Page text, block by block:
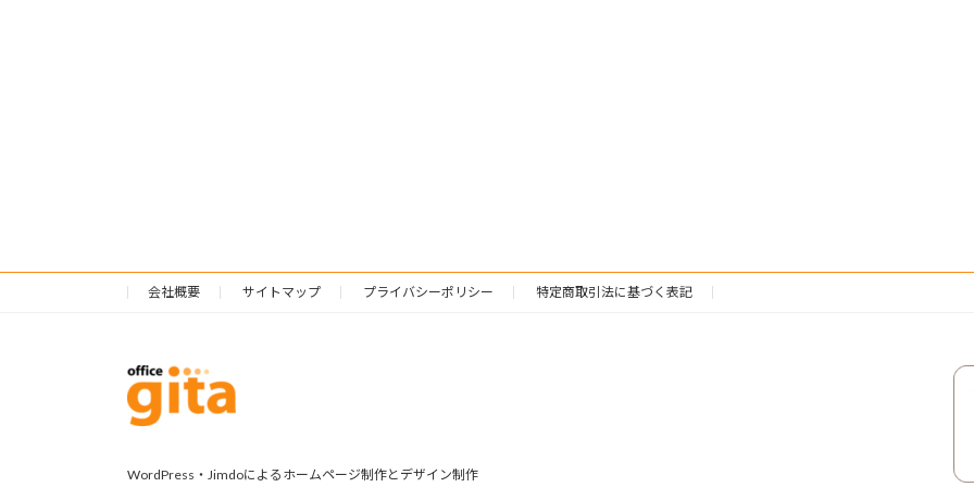
会社概要 サイトマップ プライバシーポリシー 特定商取引法に基づく表記
WordPress・Jimdoによるホームページ制作とデザイン制作